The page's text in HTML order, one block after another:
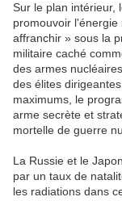
Sur le plan intérieur,
promouvoir
affranchir » sous la
militaire caché
des armes
des élites
maximums, le
arme secrète et
mortelle de guerre
La Russie et le
par un taux de
les radiations dans